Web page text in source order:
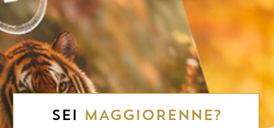
SEI MAGGIORENNE?